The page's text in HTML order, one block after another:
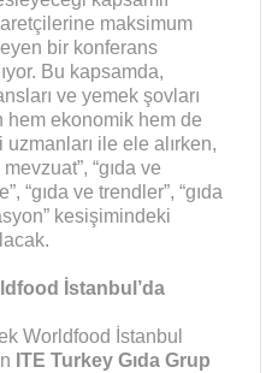
maksimum
bir konferans
Bu kapsamda,
ve yemek şovları
hem ekonomik hem de
ile ele alırken,
“gıda ve
“gıda ve trendler”, “gıda
kesişimindeki
İstanbul’da
Worldfood İstanbul
ITE Turkey Gıda Grup